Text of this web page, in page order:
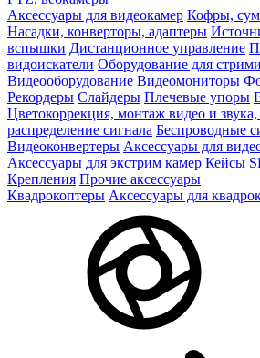
Аксессуары для видеокамер Кофры,
Насадки, конверторы, адаптеры
вспышки Дистанционное управление
видоискатели Оборудование для
Видеооборудование Видеомониторы
Рекордеры Слайдеры Плечевые упоры
Цветокоррекция, монтаж видео и звука,
распределение сигнала Беспроводные
Видеоконвертеры Аксессуары для
Аксессуары для экстрим камер Кейсы
Крепления Прочие аксессуары
Квадрокоптеры Аксессуары для